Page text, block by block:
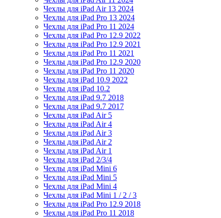
Чехлы для iPad Air 13 2024
Чехлы для iPad Pro 13 2024
Чехлы для iPad Pro 11 2024
Чехлы для iPad Pro 12.9 2022
Чехлы для iPad Pro 12.9 2021
Чехлы для iPad Pro 11 2021
Чехлы для iPad Pro 12.9 2020
Чехлы для iPad Pro 11 2020
Чехлы для iPad 10.9 2022
Чехлы для iPad 10.2
Чехлы для iPad 9.7 2018
Чехлы для iPad 9.7 2017
Чехлы для iPad Air 5
Чехлы для iPad Air 4
Чехлы для iPad Air 3
Чехлы для iPad Air 2
Чехлы для iPad Air 1
Чехлы для iPad 2/3/4
Чехлы для iPad Mini 6
Чехлы для iPad Mini 5
Чехлы для iPad Mini 4
Чехлы для iPad Mini 1 / 2 / 3
Чехлы для iPad Pro 12.9 2018
Чехлы для iPad Pro 11 2018